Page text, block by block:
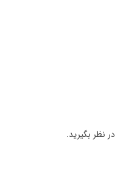
نظر بگیرید.